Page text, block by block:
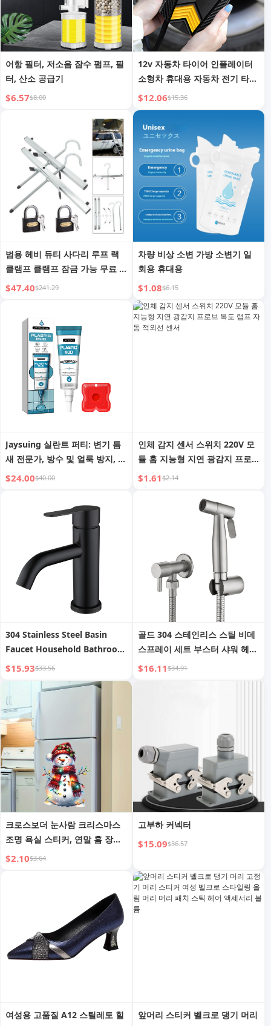
어항 필터, 저소음 잠수 펌프, 필
터, 산소 공급기
$6.57$8.00
12v 자동차 타이어 인플레이터
소형차 휴대용 자동차 전기 타이
어 에어 펌프
$12.06$15.36
범용 헤비 듀티 사다리 루프 랙
클램프 클램프 잠금 가능 무료 2
개 잠금 가능
$47.40$241.29
차량 비상 소변 가방 소변기 일
회용 휴대용
$1.08$6.15
Jaysuing 실란트 퍼티: 변기 틈
새 전문가, 방수 및 얼룩 방지, 빠
른 리모델링
$24.00$40.00
인체 감지 센서 스위치 220V 모
듈 홈 지능형 지연 광감지 프로
브 복도 램프 자동 적외선 센서
$1.61$2.14
304 Stainless Steel Basin
Faucet Household Bathroom
Sink Washbasin Cold and
Hot Water Faucet Black
Countertop Basin Faucet
$15.93$33.56
골드 304 스테인리스 스틸 비데
스프레이 세트 부스터 샤워 헤드
포함
$16.11$34.91
크로스보더 눈사람 크리스마스
조명 욕실 스티커, 연말 홈 장식
을 위한 자가 접착식 글로시 변
$2.10$3.64
고부하 커넥터
$15.09$36.57
여성용 고품질 A12 스틸레토 힐
앞머리 스티커 벨크로 댕기 머리